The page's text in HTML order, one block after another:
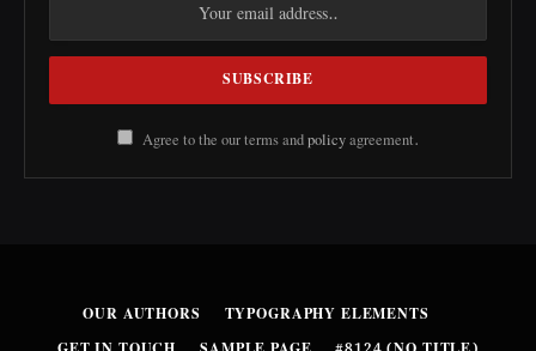
Agree to the our terms andpolicyagreement.
OUR AUTHORS
TYPOGRAPHY ELEMENTS